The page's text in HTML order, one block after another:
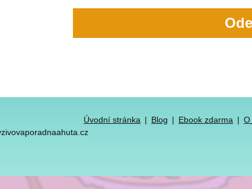
Úvodní stránka Blog Ebook zdarma O